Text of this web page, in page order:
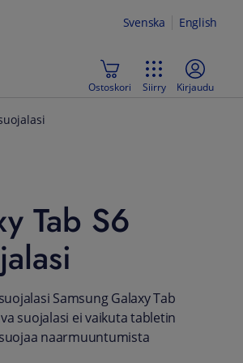
Svenska English
Ostoskori Siirry Kirjaudu
Tab S6
Samsung Galaxy Tab
suojalasi ei vaikuta tabletin
naarmuuntumista